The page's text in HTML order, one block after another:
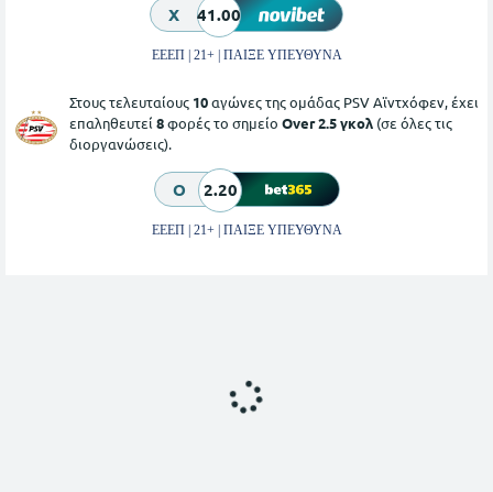
X 41.00
ΕΕΕΠ | 21+ | ΠΑΙΞΕ ΥΠΕΥΘΥΝΑ
Στους τελευταίους 10αγώνες της ομάδας PSV Αϊντχόφεν, έχει
επαληθευτεί 8φορές το σημείο Over 2.5 γκολ (σε όλες τις
διοργανώσεις).
O 2.20
ΕΕΕΠ | 21+ | ΠΑΙΞΕ ΥΠΕΥΘΥΝΑ